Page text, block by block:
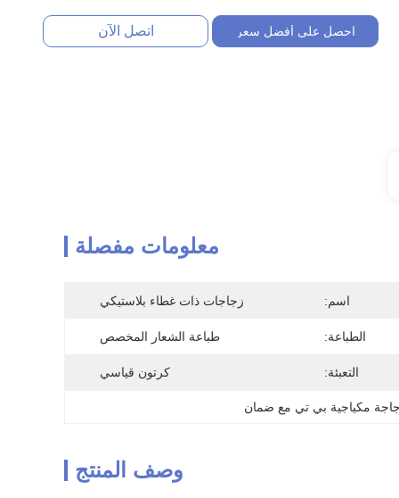
احصل على أفضل سعر اتصل الآن
معلومات مفصلة
اسم: زجاجات ذات غطاء بلاستيكي
الطباعة: طباعة الشعار المخصص
التعبئة: كرتون قياسي
مكياجية بي تي مع ضمان
وصف المنتج